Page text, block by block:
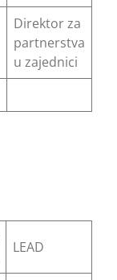
Direktor za
partnerstva
u zajednici
LEAD